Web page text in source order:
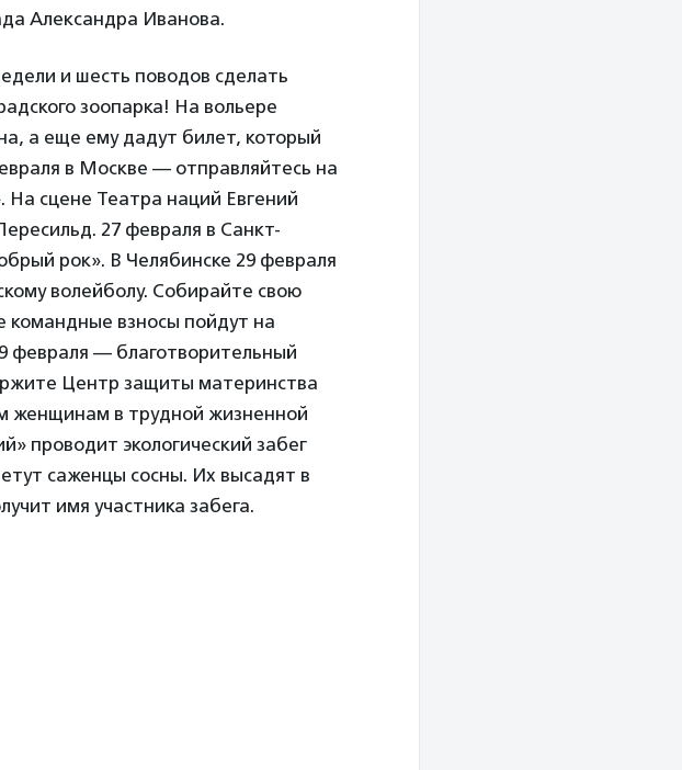
Александра Иванова.
и шесть поводов сделать
зоопарка! На вольере
а еще ему дадут билет, который
в Москве — отправляйтесь на
сцене Театра наций Евгений
27 февраля в Санкт-
рок». В Челябинске 29 февраля
волейболу. Собирайте свою
командные взносы пойдут на
февраля — благотворительный
Центр защиты материнства
женщинам в трудной жизненной
проводит экологический забег
саженцы сосны. Их высадят в
имя участника забега.